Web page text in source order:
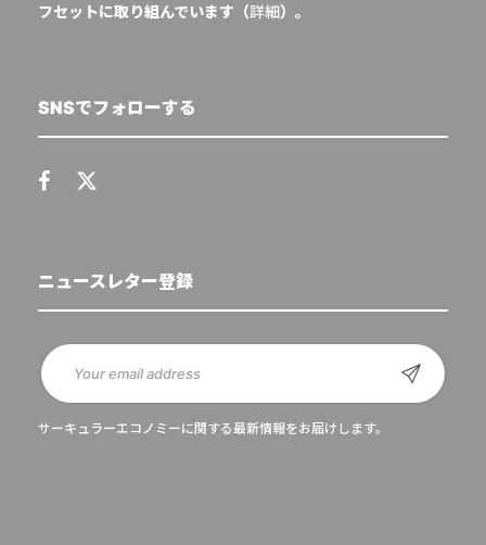
フセットに取り組んでいます（詳細）。
SNSでフォローする
ニュースレター登録
サーキュラーエコノミーに関する最新情報をお届けします。